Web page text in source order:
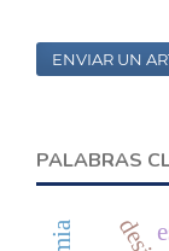
ENVIAR UN
PALABRAS